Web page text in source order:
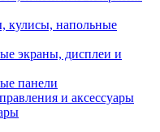
кулисы, напольные
экраны, дисплеи и
панели
и аксессуары